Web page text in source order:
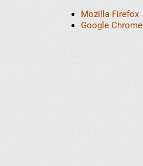
Mozilla Firefox
Google Chrome